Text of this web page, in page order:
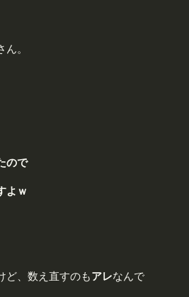
。
ので
よｗ
ど、数え直すのもアレなんで